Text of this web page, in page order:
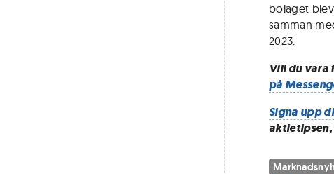
bolaget
samman
2023.
Vill du vara
på
Signa upp